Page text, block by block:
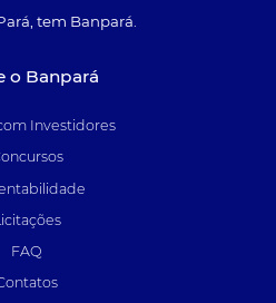
tem Banpará.
o Banpará
Investidores
FAQ